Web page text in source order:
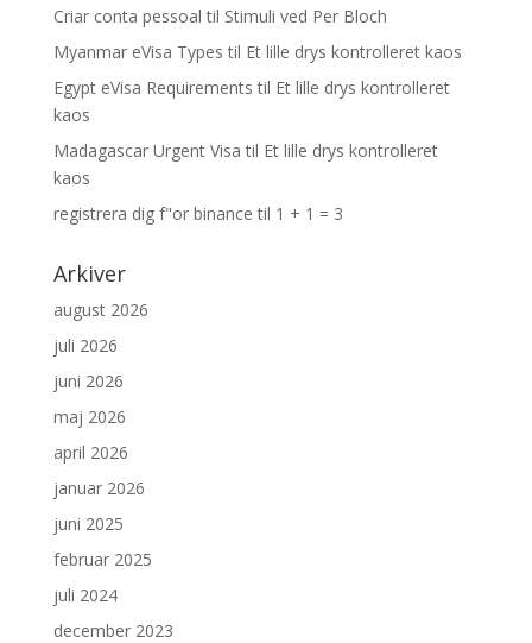
Criar conta pessoal til Stimuli ved Per Bloch
Myanmar eVisa Types til Et lille drys kontrolleret kaos
Egypt eVisa Requirements til Et lille drys kontrolleret
kaos
Madagascar Urgent Visa til Et lille drys kontrolleret
kaos
registrera dig f"or binance til 1 + 1 = 3
Arkiver
august 2026
juli 2026
juni 2026
maj 2026
april 2026
januar 2026
juni 2025
februar 2025
juli 2024
december 2023